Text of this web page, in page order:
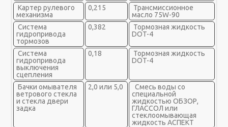
Картер рулевого
механизма
0,215
Трансмиссионное
масло 75W-90
Система
гидропривода
тормозов
0,382
Тормозная жидкость
DOT-4
Система
гидропривода
выключения
сцепления
0,18
Тормозная жидкость
DOT-4
Бачки омывателя
ветрового стекла
и стекла двери
задка
2,0 или 5,0
Смесь воды со
специальной
жидкостью ОБЗОР,
ГЛАССОЛ или
стеклоомывающая
жидкость АСПЕКТ